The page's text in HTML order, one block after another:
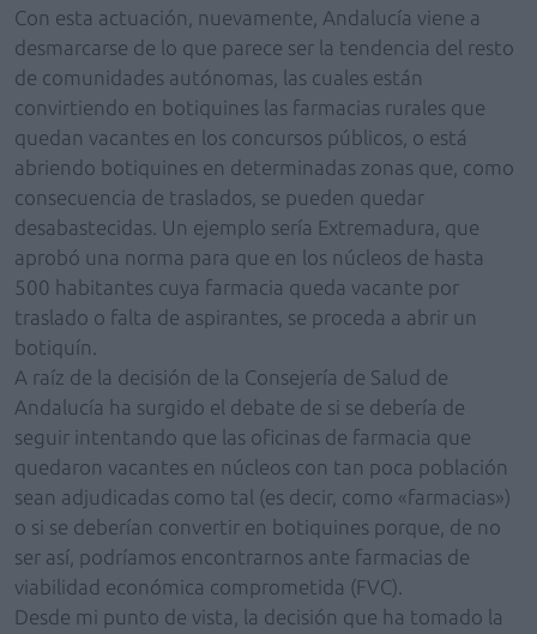
Con esta actuación, nuevamente, Andalucía viene a
desmarcarse de lo que parece ser la tendencia del resto
de comunidades autónomas, las cuales están
convirtiendo en botiquines las farmacias rurales que
quedan vacantes en los concursos públicos, o está
abriendo botiquines en determinadas zonas que, como
consecuencia de traslados, se pueden quedar
desabastecidas. Un ejemplo sería Extremadura, que
aprobó una norma para que en los núcleos de hasta
500 habitantes cuya farmacia queda vacante por
traslado o falta de aspirantes, se proceda a abrir un
botiquín.
A raíz de la decisión de la Consejería de Salud de
Andalucía ha surgido el debate de si se debería de
seguir intentando que las oficinas de farmacia que
quedaron vacantes en núcleos con tan poca población
sean adjudicadas como tal (es decir, como «farmacias»)
o si se deberían convertir en botiquines porque, de no
ser así, podríamos encontrarnos ante farmacias de
viabilidad económica comprometida (FVC).
Desde mi punto de vista, la decisión que ha tomado la